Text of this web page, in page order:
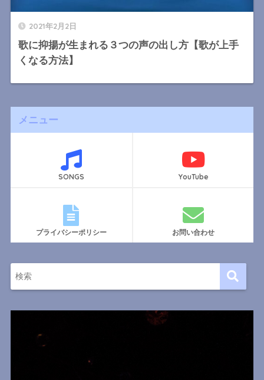
2021年2月2日
歌に抑揚が生まれる３つの声の出し方【歌が上手
くなる方法】
メニュー
SONGS YouTube
プライバシーポリシー お問い合わせ